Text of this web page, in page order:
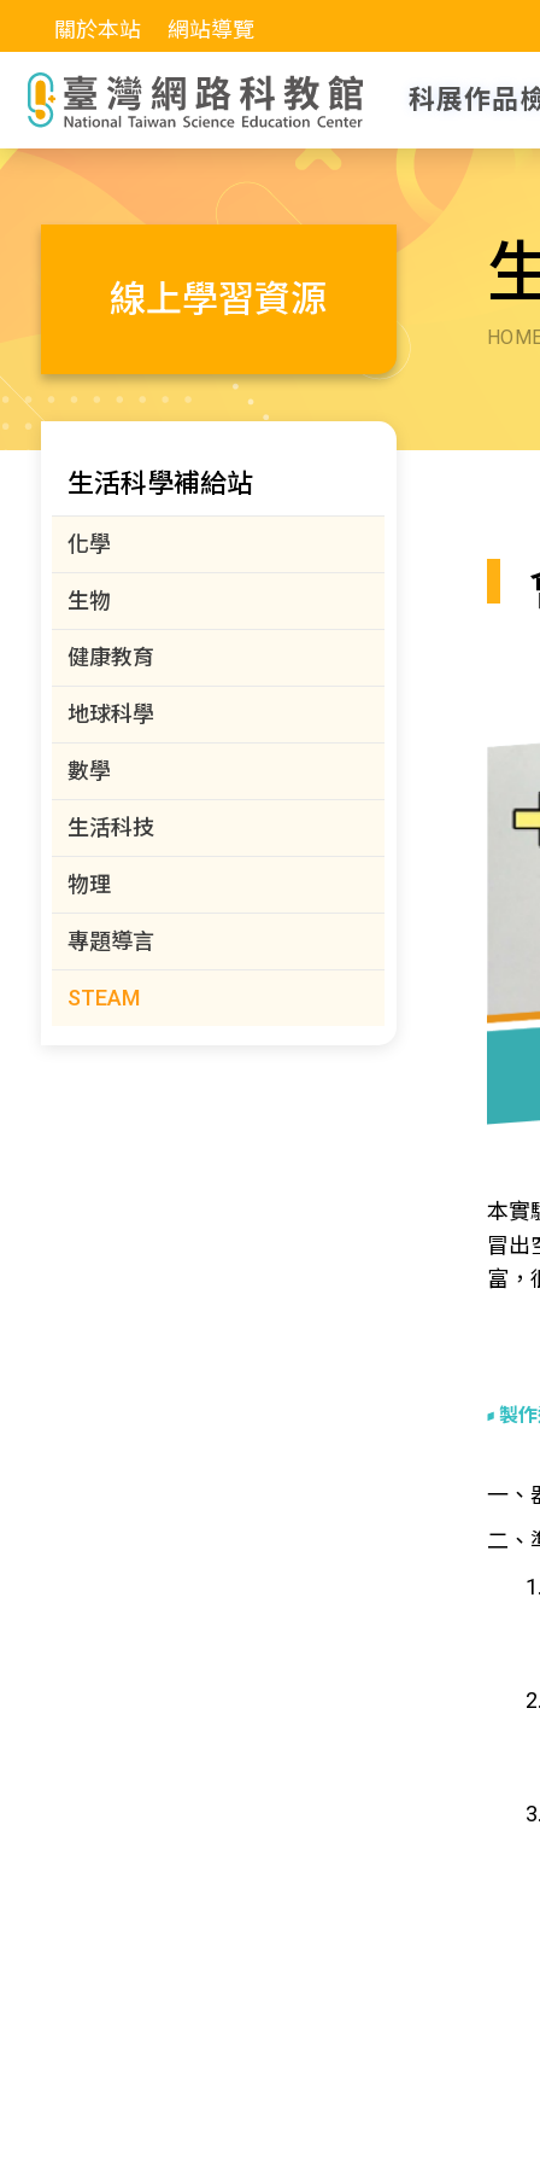
關於本站 網站導覽
科展作品
線上學習資源
生活科學補給站
化學
生物
健康教育
地球科學
數學
生活科技
物理
專題導言
STEAM
本實
冒出
富，
製作
一、
二、